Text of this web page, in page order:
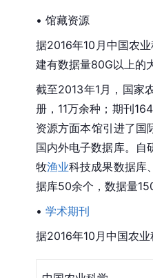
• 馆藏资源
据2016年10月中国农
建有数据量80G以上的
截至2013年1月，国家
册，11万余种；期刊
资源方面本馆引进了国
国内外电子数据库。自
牧渔业科技成果数据库
据库50余个，数据量
• 学术期刊
据2016年10月中国农